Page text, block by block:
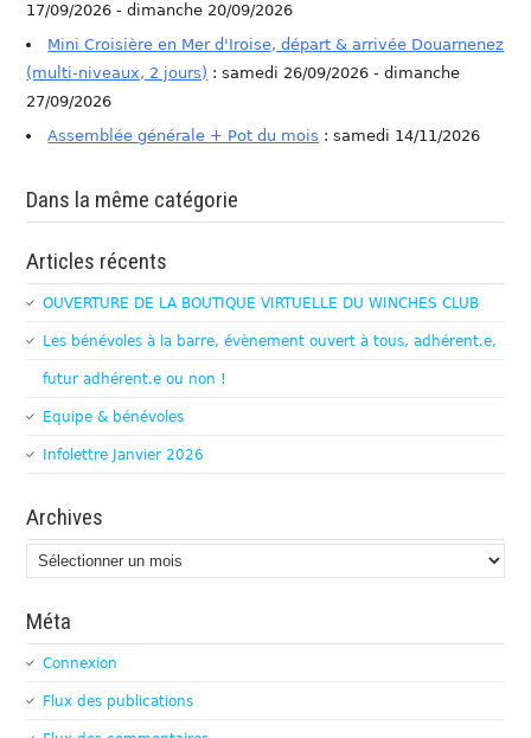
17/09/2026 - dimanche 20/09/2026
Mini Croisière en Mer d'Iroise, départ & arrivée Douarnenez
(multi-niveaux, 2 jours) : samedi 26/09/2026 - dimanche
27/09/2026
Assemblée générale + Pot du mois : samedi 14/11/2026
Dans la même catégorie
Articles récents
OUVERTURE DE LA BOUTIQUE VIRTUELLE DU WINCHES CLUB
Les bénévoles à la barre, évènement ouvert à tous, adhérent.e,
futur adhérent.e ou non !
Equipe & bénévoles
Infolettre Janvier 2026
Archives
Archives
Méta
Connexion
Flux des publications